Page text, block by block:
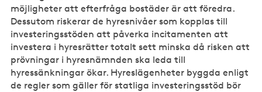
möjligheter att efterfråga bostäder är att föredra.
Dessutom riskerar de hyresnivåer som kopplas till
investeringsstöden att påverka incitamenten att
investera i hyresrätter totalt sett minska då risken att
prövningar i hyresnämnden ska leda till
hyressänkningar ökar. Hyreslägenheter byggda enligt
de regler som gäller för statliga investeringsstöd bör